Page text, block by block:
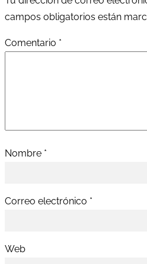
campos obligatorios están
Comentario *
Nombre *
Correo electrónico *
Web